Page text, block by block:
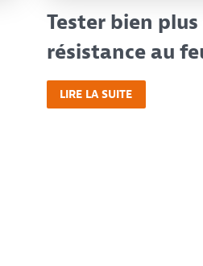
Tester bien
résistance au
LIRE LA SUITE